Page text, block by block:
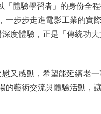
體驗學習者」的身份全
步步走進電影工業的實
度體驗，正是「傳統功
感動，希望能延續老一
藝術交流與體驗活動，